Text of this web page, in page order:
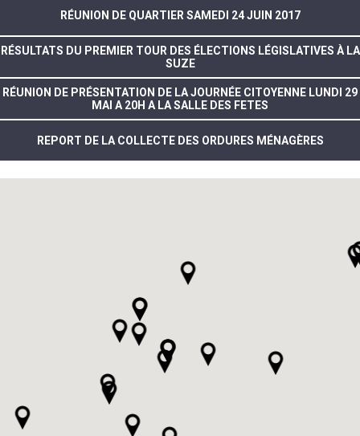
RÉUNION DE QUARTIER SAMEDI 24 JUIN 2017
RÉSULTATS DU PREMIER TOUR DES ÉLECTIONS LÉGISLATIVES À LA
SUZE
RÉUNION DE PRÉSENTATION DE LA JOURNÉE CITOYENNE LUNDI 29
MAI A 20H A LA SALLE DES FETES
REPORT DE LA COLLECTE DES ORDURES MÉNAGÈRES